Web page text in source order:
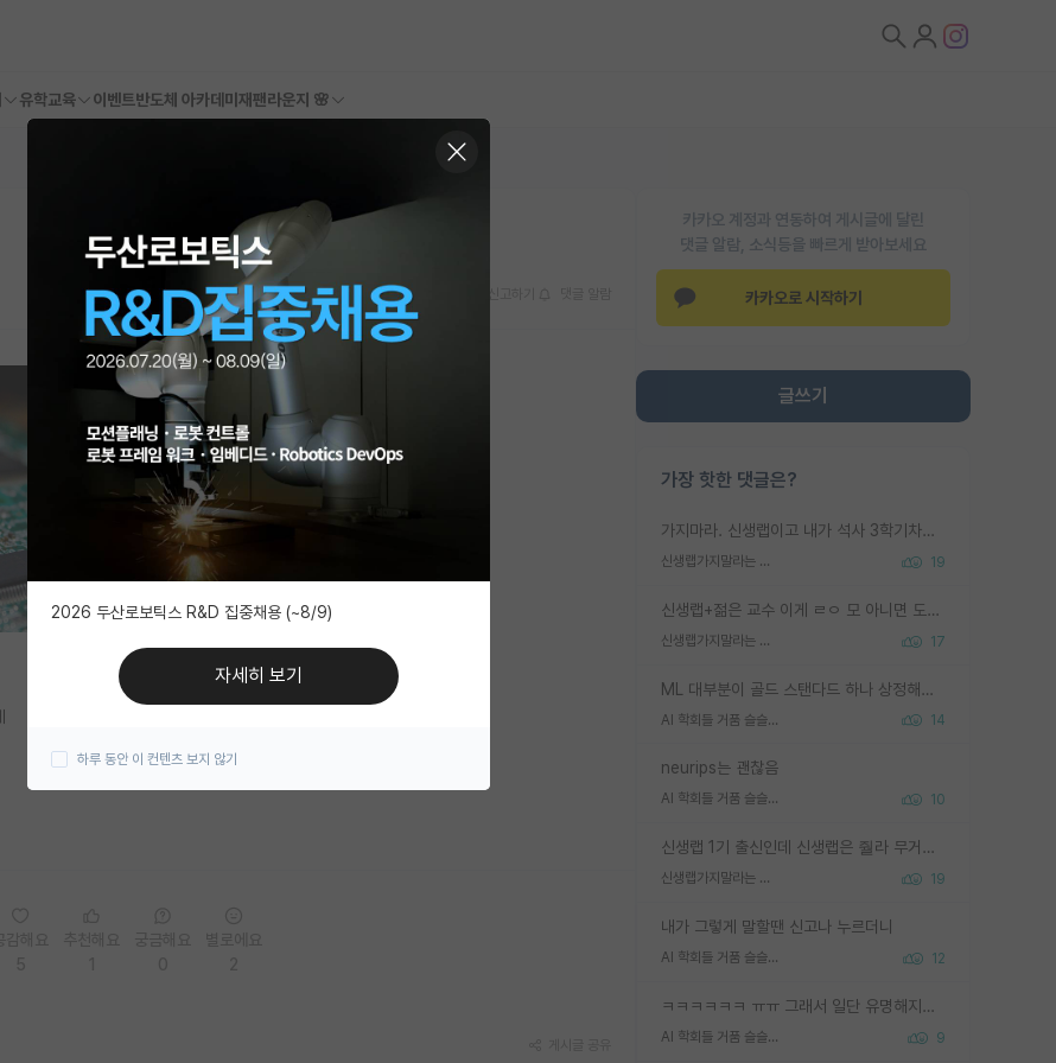
유학교육 이벤트반도체 아카데미 재팬라운지 🌸
카카오 계정과 연동하여 게시글에 달린
댓글 알람, 소식등을 빠르게 받아보세요
카카오로 시작하기
글쓰기
가장 핫한 댓글은?
가지마라. 신생랩이고 내가 석사 3학기차인데 최고참인데 나도 아무것도 모르는데 교수가 후배들 왜 논문 교육 안시키냐. 논문 왜 안 써오냐 닦달한다
신생랩가지말라는 이유가 있었구나 19
신생랩+젊은 교수 이게 ㄹㅇ 모 아니면 도인듯.
신생랩가지말라는 이유가 있었구나 17
ML 대부분이 골드 스탠다드 하나 상정해놓고 (벤치마크 데이터셋이 여러 개면 여러 개 상정) 그거 얼마나 잘 맞추나 싸움임 가끔 번뜩이는 설계 철학을 보여주는 논문들도 있지만 대부분 그거 성적 얼마나 더 올리느라에 혈안이 되어 있는 측면이 잇음
AI 학회들 거품 슬슬 지적이 나오네요 14
neurips는 괜찮음
AI 학회들 거품 슬슬 지적이 나오네요 10
신생랩 1기 출신인데 신생랩은 줠라 무거운 바벨 같은거임. 들면 대박인데 못들면 깔려 죽음. 아무도 알려주지 않는 환경에서 자생해야하지만, 일단 살아남았다면 그 어떤 사람보다 악착같고 생존력 높은 사람으로 거듭날 수 있음
신생랩가지말라는 이유가 있었구나 19
내가 그렇게 말할땐 신고나 누르더니
AI 학회들 거품 슬슬 지적이 나오네요 12
ㅋㅋㅋㅋㅋㅋ ㅠㅠ 그래서 일단 유명해지는게 중요한거같습니다
AI 학회들 거품 슬슬 지적이 나오네요 9
2026 두산로보틱스 R&D 집중채용 (~8/9)
자세히 보기
하루 동안 이 컨텐츠 보지 않기